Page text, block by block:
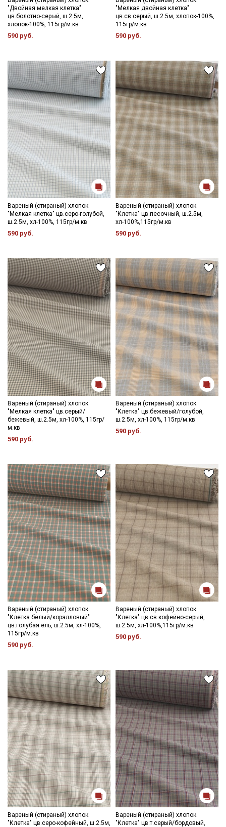
"Двойная мелкая клетка"
цв.болотно-серый, ш.2.5м,
хлопок-100%, 115гр/м.кв
590 руб.
"Мелкая двойная клетка"
цв.св.серый, ш.2.5м, хлопок-100%,
115гр/м.кв
590 руб.
Вареный (стираный) хлопок
"Мелкая клетка" цв.серо-голубой,
ш.2.5м, хл-100%, 115гр/м.кв
590 руб.
Вареный (стираный) хлопок
"Клетка" цв.песочный, ш.2.5м,
хл-100%,115гр/м.кв
590 руб.
Вареный (стираный) хлопок
"Мелкая клетка" цв.серый/
бежевый, ш.2.5м, хл-100%, 115гр/
м.кв
590 руб.
Вареный (стираный) хлопок
"Клетка" цв.бежевый/голубой,
ш.2.5м, хл-100%, 115гр/м.кв
590 руб.
Вареный (стираный) хлопок
"Клетка белый/коралловый"
цв.голубая ель, ш.2.5м, хл-100%,
115гр/м.кв
590 руб.
Вареный (стираный) хлопок
"Клетка" цв.св.кофейно-серый,
ш.2.5м, хл-100%,115гр/м.кв
590 руб.
Вареный (стираный) хлопок
"Клетка" цв.серо-кофейный, ш.2.5м,
Вареный (стираный) хлопок
"Клетка" цв.т.серый/бордовый,
промокоды и скидки до 30% на узкие
категории тканей
Подписаться
Ознакомлен(а) с
Политикой обработки персональных
данныхи даю Согласие на обработку персональных
данных
ДаюСогласие на получение рекламных и
информационных рассылок